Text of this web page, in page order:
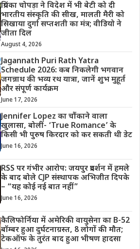
प्रियंका चोपड़ा ने विदेश में भी बेटी को दी
भारतीय संस्कृति की सीख, मालती मैरी को
सिखाया दुर्गा सप्तशती का मंत्र; वीडियो ने
जीता दिल
August 4, 2026
Jagannath Puri Rath Yatra
Schedule 2026: कब निकलेगी भगवान
जगन्नाथ की भव्य रथ यात्रा, जानें शुभ मुहूर्त
और संपूर्ण कार्यक्रम
June 17, 2026
Jennifer Lopez का चौंकाने वाला
खुलासा, बोलीं- ‘True Romance’ के
किसी भी पुरुष किरदार को कर सकती थी डेट
June 16, 2026
RSS पर गंभीर आरोप: जयपुर प्रदर्शन में हमले
के बाद बोले CJP संस्थापक अभिजीत दिपके
– “यह कोई नई बात नहीं”
June 16, 2026
कैलिफोर्निया में अमेरिकी वायुसेना का B-52
बॉम्बर हुआ दुर्घटनाग्रस्त, 8 लोगों की मौत;
टेकऑफ के तुरंत बाद हुआ भीषण हादसा